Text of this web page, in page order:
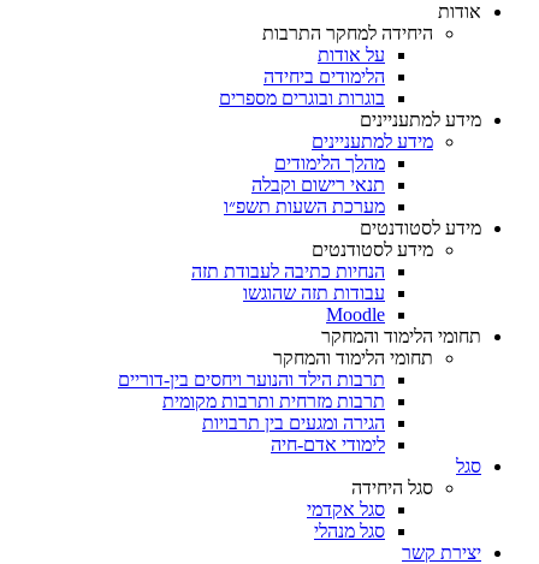
אודות
היחידה למחקר התרבות
על אודות
הלימודים ביחידה
בוגרות ובוגרים מספרים
מידע למתעניינים
מידע למתעניינים
מהלך הלימודים
תנאי רישום וקבלה
מערכת השעות תשפ״ו
מידע לסטודנטים
מידע לסטודנטים
הנחיות כתיבה לעבודת תזה
עבודות תזה שהוגשו
Moodle
תחומי הלימוד והמחקר
תחומי הלימוד והמחקר
תרבות הילד והנוער ויחסים בין-דוריים
תרבות מזרחית ותרבות מקומית
הגירה ומגעים בין תרבויות
לימודי אדם-חיה
סגל
סגל היחידה
סגל אקדמי
סגל מנהלי
יצירת קשר